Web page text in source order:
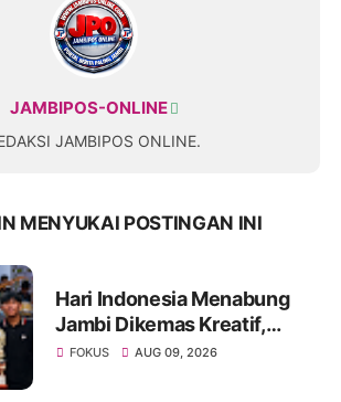
JAMBIPOS-ONLINE
JAMBIPOS ONLINE.
MENYUKAI POSTINGAN INI
Hari Indonesia Menabung
Jambi Dikemas Kreatif,
Spontaneus Band Raih Juara
FOKUS AUG 09, 2026